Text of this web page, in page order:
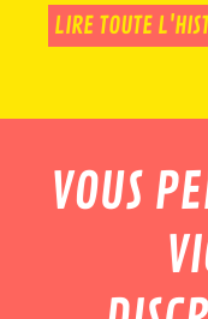
LIRE TOUTE
VOUS